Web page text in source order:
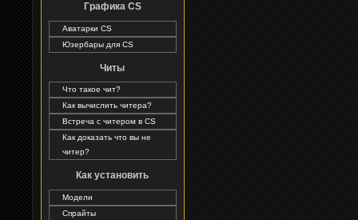
Графика CS
Аватарки CS
Юзербары для CS
Читы
Что такое чит?
Как вычислить читера?
Встреча с читером в CS
Как доказать что вы не
читер?
Как установить
Модели
Спрайты